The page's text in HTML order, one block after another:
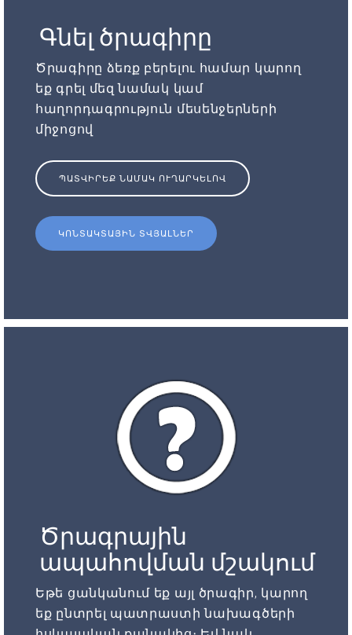
Գնել ծրագիրը
Ծրագիրը ձեռք բերելու համար կարող
եք գրել մեզ նամակ կամ
հաղորդագրություն մեսենջերների
միջոցով
ՊԱՏՎԻՐԵՔ ՆԱՄԱԿ ՈՒՂԱՐԿԵԼՈՎ
ԿՈՆՏԱԿՏԱՅԻՆ ՏՎՅԱԼՆԵՐ
Ծրագրային
ապահովման մշակում
Եթե ցանկանում եք այլ ծրագիր, կարող
եք ընտրել պատրաստի նախագծերի